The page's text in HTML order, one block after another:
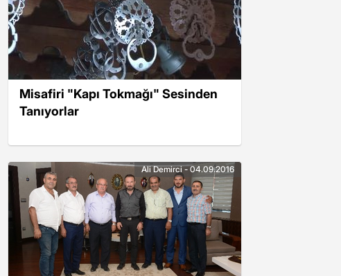
Misafiri "Kapı Tokmağı" Sesinden
Tanıyorlar
Ali Demirci - 04.09.2016